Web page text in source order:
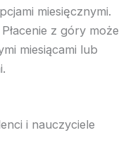
miesięcznymi.
Płacenie z góry może
miesiącami lub
i nauczyciele